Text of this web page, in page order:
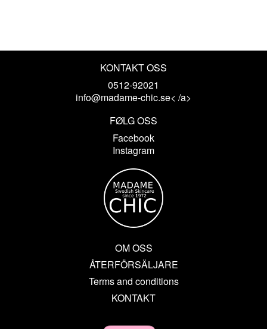
KONTAKT OSS
0512-92021
info@madame-chic.se< /a>
FØLG OSS
Facebook
Instagram
OM OSS
ÅTERFÖRSÄLJARE
Terms and conditions
KONTAKT